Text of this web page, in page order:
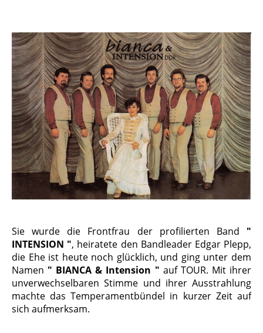
Sie wurde die Frontfrau der profilierten Band "
INTENSION ", heiratete den Band­leader Edgar Plepp,
die Ehe ist heute noch glücklich, und ging unter dem
Namen " BIANCA & Intension " auf TOUR. Mit ihrer
unverwechselbaren Stimme und ihrer Ausstrahlung
machte das Temperament­bündel in kurzer Zeit auf
sich aufmerksam.